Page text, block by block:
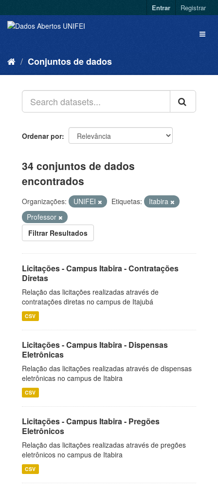
Entrar Registrar
Conjuntos de dados
Ordenar por
34 conjuntos de dados
encontrados
Organizações: UNIFEI Etiquetas:
Itabira
Professor
Filtrar Resultados
Licitações - Campus Itabira - Contratações
Diretas
Relação das licitações realizadas através de
contratações diretas no campus de Itajubá
CSV
Licitações - Campus Itabira - Dispensas
Eletrônicas
Relação das licitações realizadas através de dispensas
eletrônicas no campus de Itabira
CSV
Licitações - Campus Itabira - Pregões
Eletrônicos
Relação das licitações realizadas através de pregões
eletrônicos no campus de Itabira
CSV